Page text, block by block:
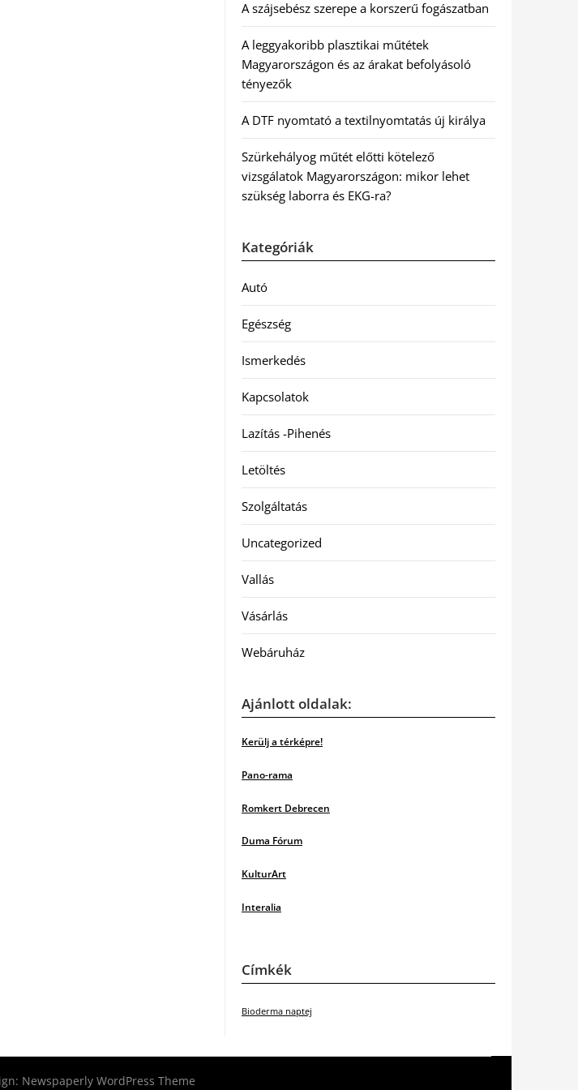
A szájsebész szerepe a korszerű fogászatban
A leggyakoribb plasztikai műtétek
Magyarországon és az árakat befolyásoló
tényezők
A DTF nyomtató a textilnyomtatás új királya
Szürkehályog műtét előtti kötelező
vizsgálatok Magyarországon: mikor lehet
szükség laborra és EKG-ra?
Kategóriák
Autó
Egészség
Ismerkedés
Kapcsolatok
Lazítás -Pihenés
Letöltés
Szolgáltatás
Uncategorized
Vallás
Vásárlás
Webáruház
Ajánlott oldalak:
Kerülj a térképre!
Pano-rama
Romkert Debrecen
Duma Fórum
KulturArt
Interalia
Címkék
Bioderma naptej
Newspaperly WordPress Theme